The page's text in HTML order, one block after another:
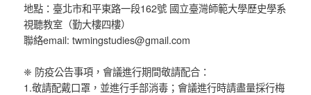
地點：臺北市和平東路一段162號 國立臺灣師範大學歷史學系
視聽教室（勤大樓四樓）
聯絡email: twmingstudies@gmail.com
❈ 防疫公告事項，會議進行期間敬請配合：
1.敬請配戴口罩，並進行手部消毒；會議進行時請盡量採行梅